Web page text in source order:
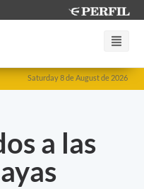
Saturday 8 de August de 2026
a las